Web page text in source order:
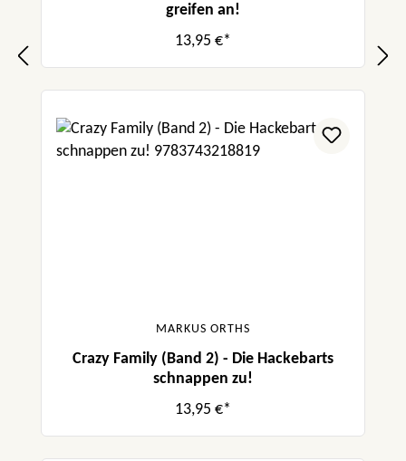
greifen an!
13,95 €*
MARKUS ORTHS
Crazy Family (Band 2) - Die Hackebarts
schnappen zu!
13,95 €*